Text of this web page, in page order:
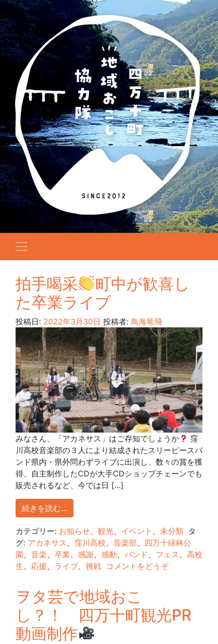
拍手喝采
町中が歓喜し
た卒業ライブ
投稿日: 2022年3月30日 投稿者: 鳥海竜飛
みなさん、「アカネサス」はご存知でしょうか
窪
川高校音楽部の３人により結成されたスリーピースバ
ンド県内・県外問わずライブに出演し、数々の賞を獲
得、自主制作したCDが大手CDショップチェーンでも
販売されるなど、今では日 […]
続きを読む…
カテゴリー: お知らせ、 観光、 イベント 、 未分類 タ
グ: アカネサス 、 窪川高校、 音楽部、 四万十緑林公
園、 音楽、 卒業、 感謝、 感動、 バンド 、 フェス 、 高校
生、 応援、 ライブ、 挑戦 コメントをどうぞ
ヲタ芸で地域おこ
し？！ 四万十町観光PR
動画制作